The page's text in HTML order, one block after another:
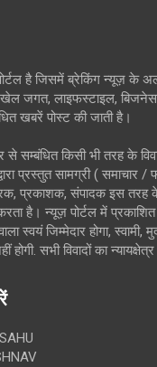
है जिसमें ब्रेकिंग न्यूज़ के
जगत, लाइफस्टाइल, बिजनेस,
खबरें पोस्ट की जाती है।
से सम्बंधित किसी भी तरह के
प्रस्तुत सामग्री ( समाचार /
प्रकाशक, संपादक इस तरह
है। न्यूज़ पोर्टल में
स्वयं जिम्मेदार होगा,
होगी. सभी विवादों का न्यायक्षेत्र